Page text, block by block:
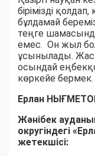
бірімізді
бұлдамай
теңге
емес. Он жыл
ұсынылады.
осындай
көркейе бермек.
Ерлан
Жәнібек
округіндегі
жетекшісі: